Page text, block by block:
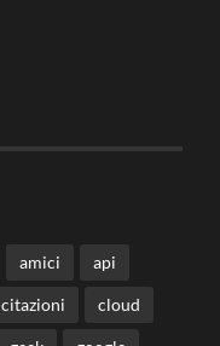
amici api
citazioni cloud